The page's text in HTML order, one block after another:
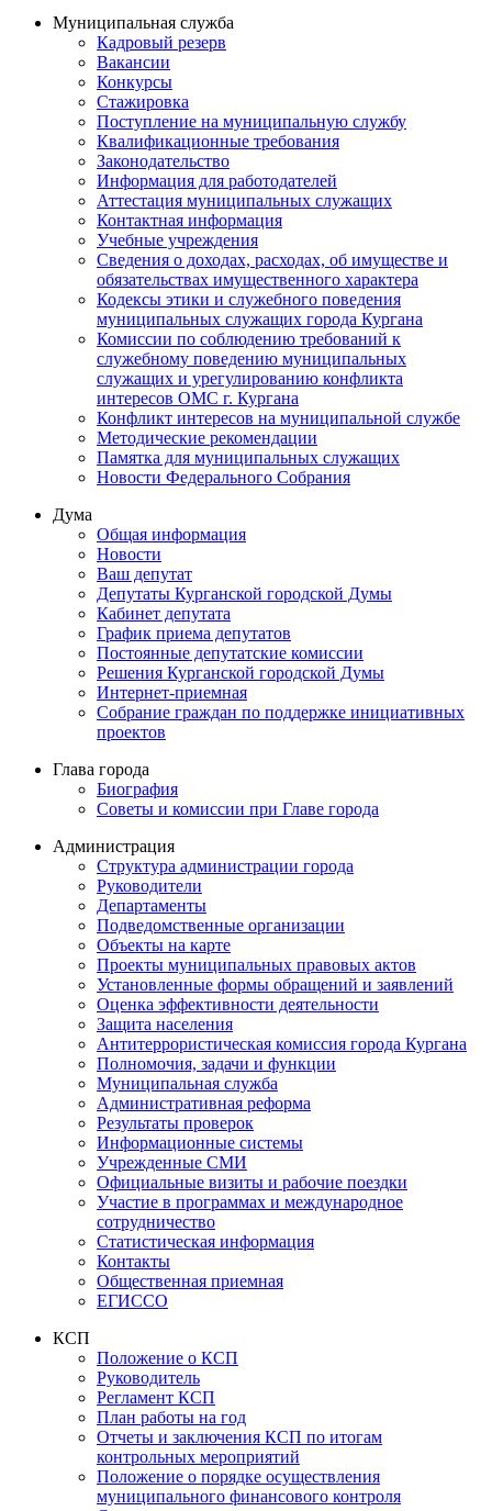
Муниципальная служба
Кадровый резерв
Вакансии
Конкурсы
Стажировка
Поступление на муниципальную службу
Квалификационные требования
Законодательство
Информация для работодателей
Аттестация муниципальных служащих
Контактная информация
Учебные учреждения
Сведения о доходах, расходах, об имуществе и
обязательствах имущественного характера
Кодексы этики и служебного поведения
муниципальных служащих города Кургана
Комиссии по соблюдению требований к
служебному поведению муниципальных
служащих и урегулированию конфликта
интересов ОМС г. Кургана
Конфликт интересов на муниципальной службе
Методические рекомендации
Памятка для муниципальных служащих
Новости Федерального Cобрания
Дума
Общая информация
Новости
Ваш депутат
Депутаты Курганской городской Думы
Кабинет депутата
График приема депутатов
Постоянные депутатские комиссии
Решения Курганской городской Думы
Интернет-приемная
Собрание граждан по поддержке инициативных
проектов
Глава города
Биография
Советы и комиссии при Главе города
Администрация
Структура администрации города
Руководители
Департаменты
Подведомственные организации
Объекты на карте
Проекты муниципальных правовых актов
Установленные формы обращений и заявлений
Оценка эффективности деятельности
Защита населения
Антитеррористическая комиссия города Кургана
Полномочия, задачи и функции
Муниципальная служба
Административная реформа
Результаты проверок
Информационные системы
Учрежденные СМИ
Официальные визиты и рабочие поездки
Участие в программах и международное
сотрудничество
Статистическая информация
Контакты
Общественная приемная
ЕГИССО
КСП
Положение о КСП
Руководитель
Регламент КСП
План работы на год
Отчеты и заключения КСП по итогам
контрольных мероприятий
Положение о порядке осуществления
муниципального финансового контроля